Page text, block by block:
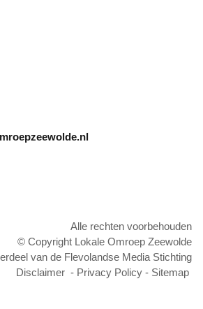
Alle rechten voorbehouden
© Copyright Lokale Omroep Zeewolde
van de Flevolandse Media Stichting
Disclaimer - Privacy Policy - Sitemap